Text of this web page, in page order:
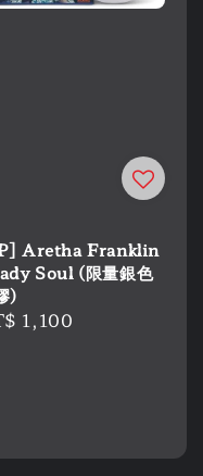
Aretha Franklin
Soul (限量銀色
)
1,100